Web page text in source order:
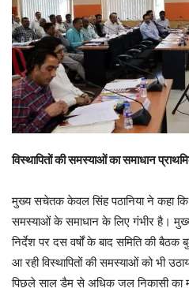
विस्थापितों की समस्याओं का समाधान
मुख्य सचेतक केवल सिंह पठानिया ने कहा कि
समस्याओं के समाधान के लिए गंभीर है।
निर्देश पर दस वर्षों के बाद समिति की
आ रही विस्थापितों की समस्याओं को भी
पिछले साल डैम से अधिक जल निकासी का